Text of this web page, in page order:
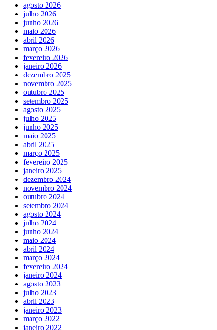
agosto 2026
julho 2026
junho 2026
maio 2026
abril 2026
março 2026
fevereiro 2026
janeiro 2026
dezembro 2025
novembro 2025
outubro 2025
setembro 2025
agosto 2025
julho 2025
junho 2025
maio 2025
abril 2025
março 2025
fevereiro 2025
janeiro 2025
dezembro 2024
novembro 2024
outubro 2024
setembro 2024
agosto 2024
julho 2024
junho 2024
maio 2024
abril 2024
março 2024
fevereiro 2024
janeiro 2024
agosto 2023
julho 2023
abril 2023
janeiro 2023
março 2022
janeiro 2022